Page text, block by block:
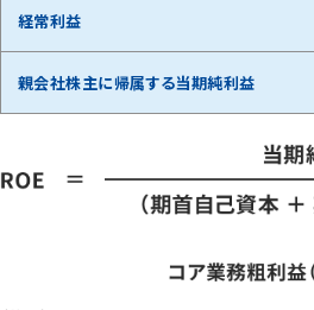
経常利益
親会社株主に帰属する当期純利益